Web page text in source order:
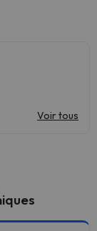
Voir tous